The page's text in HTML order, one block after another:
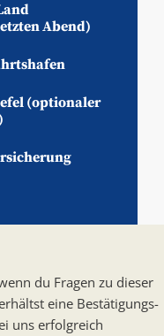
Abend)
(optionaler
du Fragen zu dieser
eine Bestätigungs-
uns erfolgreich